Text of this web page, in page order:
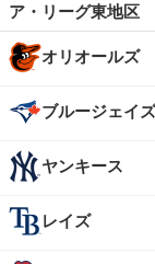
ア・リーグ東地区
オリオールズ
ブルージェイズ
ヤンキース
レイズ